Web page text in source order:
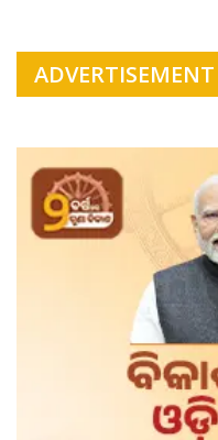
ADVERTISEMENT